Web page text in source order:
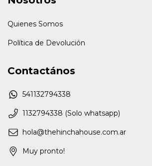
Quienes Somos
Política de Devolución
Contactános
541132794338
1132794338 (Solo whatsapp)
hola@thehinchahouse.com.ar
Muy pronto!